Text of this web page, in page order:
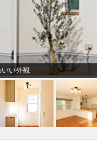
いい外観